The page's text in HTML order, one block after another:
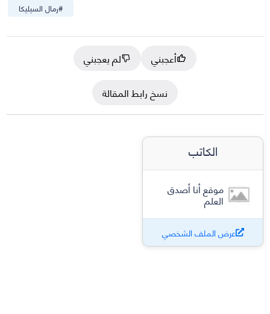
#رمال السيليكا
أعجبني
لم يعجبني
نسخ رابط المقالة
الكاتب
موقع أنا أصدق
العلم
عرض الملف الشخصي